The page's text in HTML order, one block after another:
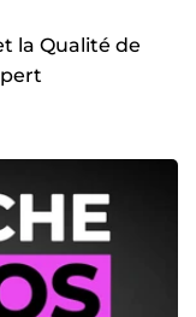
la Qualité de